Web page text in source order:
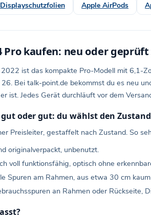
Displayschutzfolien Apple AirPods
Pro kaufen: neu oder
ist das kompakte Pro-Modell mit 6,1-
Bei talk-point.de bekommst du es neu
ist. Jedes Gerät durchläuft vor dem
oder gut: du wählst den Zustand
Preisleiter, gestaffelt nach Zustand. So
originalverpackt, unbenutzt.
voll funktionsfähig, optisch ohne
Spuren am Rahmen, aus etwa 30 cm
an Rahmen oder Rückseite,